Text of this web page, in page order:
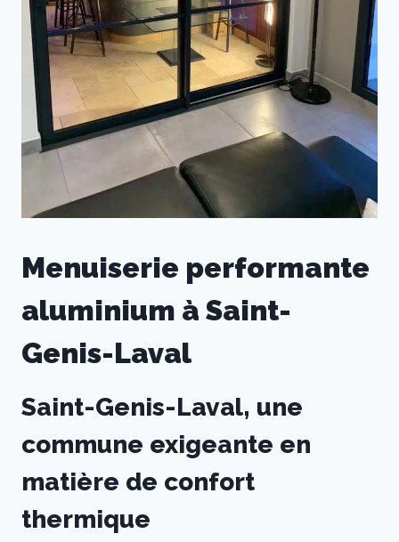
Menuiserie performante
aluminium à Saint-
Genis-Laval
Saint-Genis-Laval, une
commune exigeante en
matière de confort
thermique